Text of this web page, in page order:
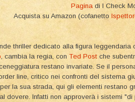
Pagina di I Check
Acquista su Amazon (cofanetto
thriller dedicato alla figura leggendaria
, cambia la regia, con Ted Post che
restano invariate. Se il
line, critico nei confronti del sistema
la sua strada, qui gli elementi restano
dovere. Infatti non approverà i sistemi